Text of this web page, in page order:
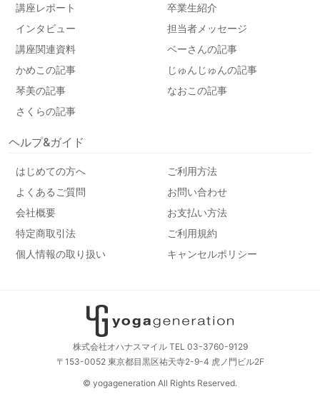
講座レポート
卒業生紹介
インタビュー
担当者メッセージ
講座関連資料
ベーさんの記事
かめこの記事
じゅんじゅんの記事
琴美の記事
なおこの記事
さくらの記事
ヘルプ&ガイド
はじめての方へ
ご利用方法
よくあるご質問
お問い合わせ
会社概要
お支払い方法
特定商取引法
ご利用規約
個人情報の取り扱い
キャンセルポリシー
株式会社オハナスマイル TEL 03-3760-9129
〒153-0052 東京都目黒区祐天寺2-9-4 虎ノ門ビル2F
© yogageneration All Rights Reserved.